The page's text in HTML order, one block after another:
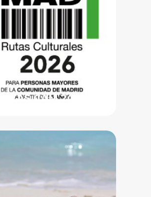
RUTAS CAM 2026